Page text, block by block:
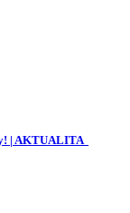
| AKTUALITA